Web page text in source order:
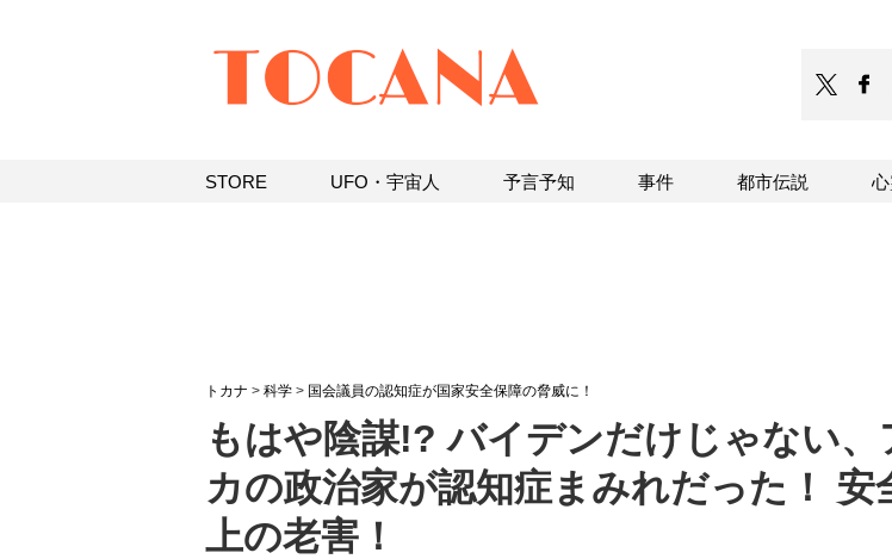
トカナ > 科学 > 国会議員の認知症が国家安全保障の脅威に！
もはや陰謀!? バイデンだけじゃない、
カの政治家が認知症まみれだった！ 安
上の老害！
STORE UFO・宇宙人 予言予知 事件 都市伝説